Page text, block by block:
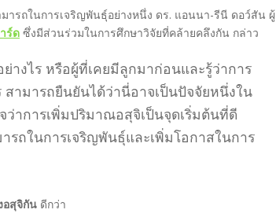
ารถในการเจริญพันธุ์อย่างหนึ่ง ดร. แอนนา-รีนี ดอว์สัน ผู้
ร์ด ซึ่งมีส่วนร่วมในการศึกษาวิจัยที่คล้ายคลึงกัน กล่าว
างไร หรือผู้ที่เคยมีลูกมาก่อนและรู้ว่าการ
ามารถยืนยันได้ว่านี่อาจเป็นปัจจัยหนึ่งใน
ว่าการเพิ่มปริมาณอสุจิเป็นจุดเริ่มต้นที่ดี
รถในการเจริญพันธุ์และเพิ่มโอกาสในการ
อสุจิกัน ดีกว่า